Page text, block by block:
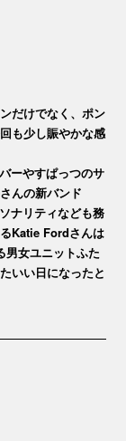
だけでなく、ポン
も少し賑やかな感
ーやすぱっつのサ
んの新バンド
ナリティなども務
Katie Fordさんは
男女ユニットふた
いい日になったと